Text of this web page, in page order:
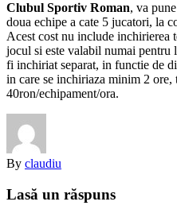
Clubul Sportiv Roman, va
doua echipe a cate 5 jucatori, la
Acest cost nu include inchirierea
jocul si este valabil numai
fi inchiriat separat, in functie de
in care se inchiriaza minim 2 ore,
40ron/echipament/ora.
By claudiu
Lasă un răspuns